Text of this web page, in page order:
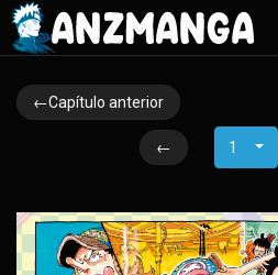
←Capítulo anterior
← 1